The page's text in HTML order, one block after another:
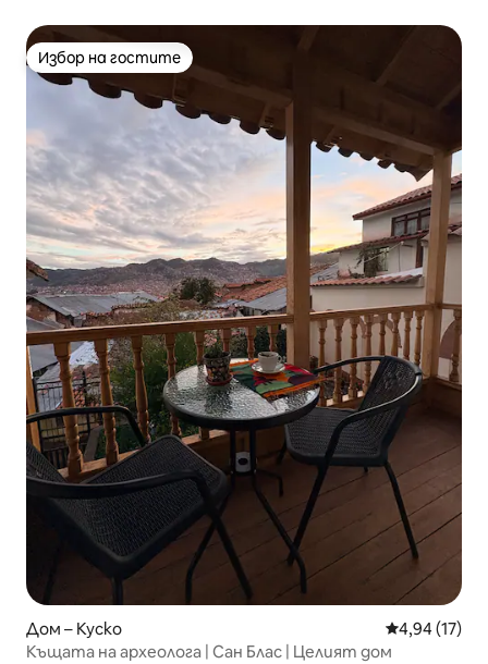
Избор на гостите
Избор на гостите
Дом – Куско Средна
4,94 (17)
Къщата на археолога | Сан Блас | Целият дом